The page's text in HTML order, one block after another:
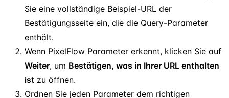
Sie eine vollständige Beispiel-URL der
Bestätigungsseite ein, die die Query-Parameter
enthält.
Wenn PixelFlow Parameter erkennt, klicken Sie auf
Weiter, um Bestätigen, was in Ihrer URL enthalten
ist zu öffnen.
Ordnen Sie jeden Parameter dem richtigen